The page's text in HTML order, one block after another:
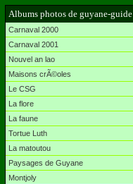
Albums photos de guyane-guide
Carnaval 2000
Carnaval 2001
Nouvel an lao
Maisons crÃ©oles
Le CSG
La flore
La faune
Tortue Luth
La matoutou
Paysages de Guyane
Montjoly